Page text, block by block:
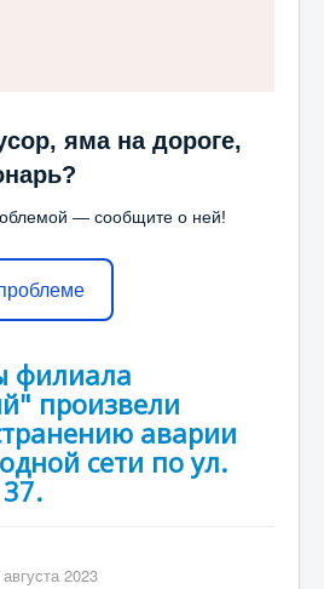
яма на дороге,
— сообщите о ней!
филиала
произвели
аварии
сети по ул.
2023